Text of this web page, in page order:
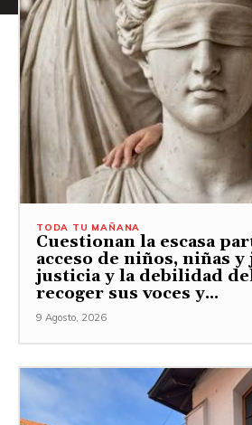
TODA TU MAÑANA
Cuestionan la escasa
acceso de niños, niñas y
justicia y la debilidad
recoger sus voces y...
9 Agosto, 2026